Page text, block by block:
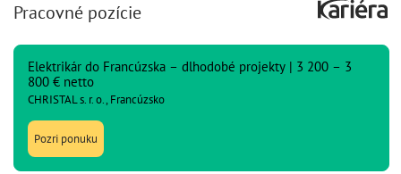
Pracovné pozície
Elektrikár do Francúzska – dlhodobé projekty | 3 200 – 3
800 € netto
CHRISTAL s. r. o., Francúzsko
Pozri ponuku